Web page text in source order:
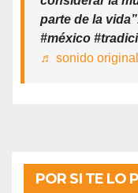
parte de la
#méxico
♬ sonido
POR SI TE LO